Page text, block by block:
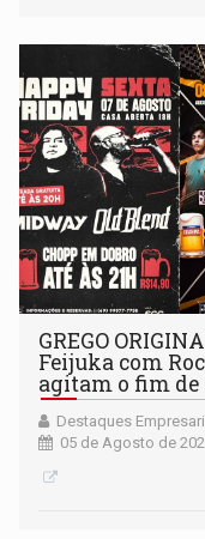
GREGO
Feijuka com
agitam o fim de
Destaques
05 de Agosto de